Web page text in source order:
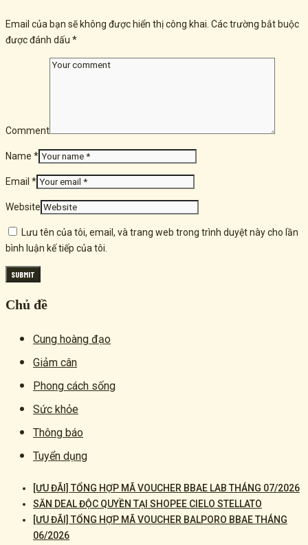
Email của bạn sẽ không được hiển thị công khai. Các trường bắt buộc
được đánh dấu *
Comment
Name *
Email *
Website
Lưu tên của tôi, email, và trang web trong trình duyệt này cho lần
bình luận kế tiếp của tôi.
Chủ đề
Cung hoàng đạo
Giảm cân
Phong cách sống
Sức khỏe
Thông báo
Tuyển dụng
[ƯU ĐÃI] TỔNG HỢP MÃ VOUCHER BBAE LAB THÁNG 07/2026
SĂN DEAL ĐỘC QUYỀN TẠI SHOPEE CIELO STELLATO
[ƯU ĐÃI] TỔNG HỢP MÃ VOUCHER BALPORO BBAE THÁNG
06/2026